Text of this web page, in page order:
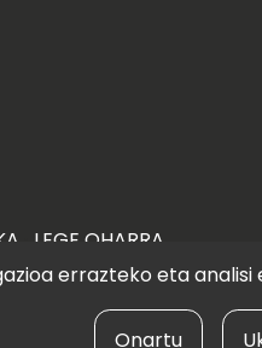
LEGE OHARRA
errazteko eta
Onartu